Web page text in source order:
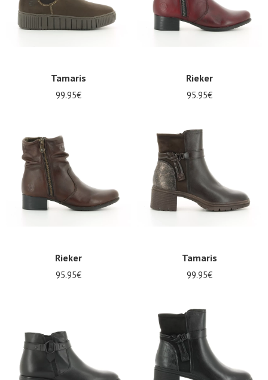
Tamaris
99.95€
Rieker
95.95€
Rieker
95.95€
Tamaris
99.95€